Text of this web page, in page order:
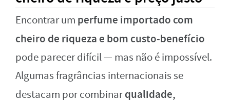
Encontrar um perfume importado com
cheiro de riqueza e bom custo-benefício
pode parecer difícil — mas não é impossível.
Algumas fragrâncias internacionais se
destacam por combinarqualidade,